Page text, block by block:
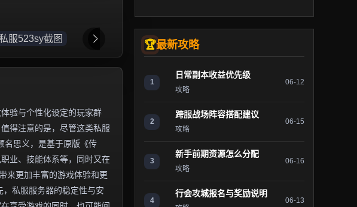
验与个性化设定的玩家群
得注意的是，尽管这类私服
名思义，是基于原版《传
业、技能体系等，同时又在
来更加丰富的游戏体验和更
私服服务器的稳定性与安
最新攻略
1
日常副本收益优先级
攻略
06-12
2
跨服战场阵容搭配建议
攻略
06-15
3
新手前期资源怎么分配
攻略
06-16
4
行会攻城报名与奖励说明
06-13